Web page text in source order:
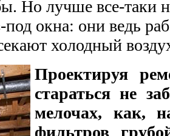
Но лучше все-таки
под окна: они ведь
холодный
Проектируя
стараться не
мелочах, как,
фильтров